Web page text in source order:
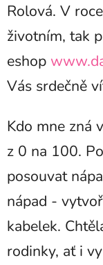
Rolová. V
životním, tak
eshop
Vás srdečně
Kdo mne zná
z 0 na 100.
posouvat
nápad -
kabelek.
rodinky, ať i